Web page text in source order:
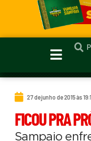
27 de junho de 2015 às
FICOU PRA
Sampaio